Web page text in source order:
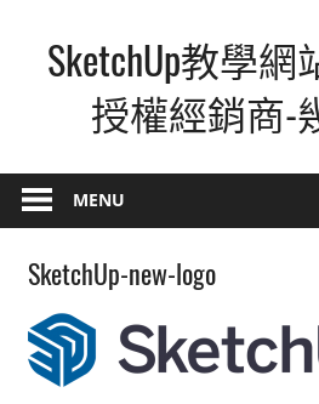
contentSketchUp教學網
授權經銷商-
–
最
覺
的
設
計
MENU
SketchUp-new-logo